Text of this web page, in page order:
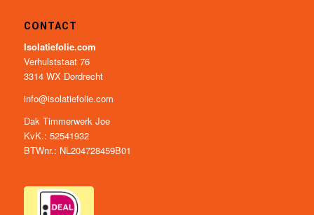
CONTACT
Isolatiefolie.com
Verhulststaat 76
3314 WX Dordrecht
info@isolatiefolie.com
Dak Timmerwerk Joe
KvK.: 52541932
BTWnr.: NL204728459B01